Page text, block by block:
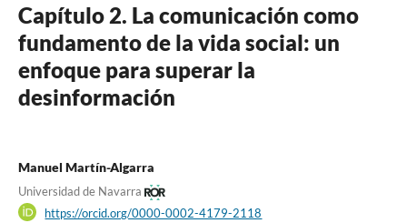
Capítulo 2. La comunicación como
fundamento de la vida social: un
enfoque para superar la
desinformación
Manuel Martín-Algarra
Universidad de Navarra
https://orcid.org/0000-0002-4179-2118